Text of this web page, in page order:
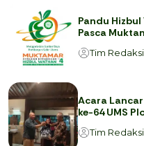
Pandu
Pasca
Tim Redaksi
Acara
ke-64 UMS
Tim Redaksi